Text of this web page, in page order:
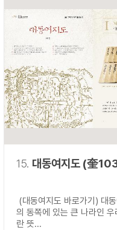
15. 대동여지도 (奎
(대동여지도 바로가기) 대
의 동쪽에 있는 큰 나라인 우
란 뜻...